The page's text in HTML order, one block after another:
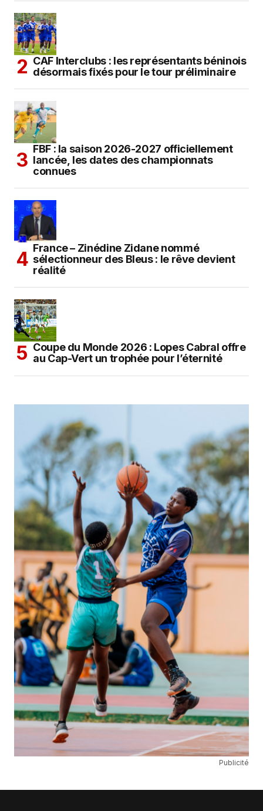
CAF Interclubs : les représentants béninois
désormais fixés pour le tour préliminaire
FBF : la saison 2026-2027 officiellement
lancée, les dates des championnats
connues
France – Zinédine Zidane nommé
sélectionneur des Bleus : le rêve devient
réalité
Coupe du Monde 2026 : Lopes Cabral offre
au Cap-Vert un trophée pour l’éternité
Publicité